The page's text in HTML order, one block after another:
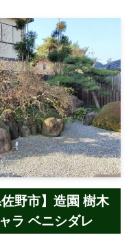
野市】造園 樹木
ラ ベニシダレ